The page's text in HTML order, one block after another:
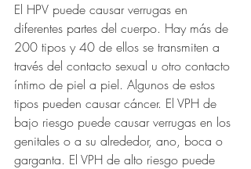
El HPV puede causar verrugas en
diferentes partes del cuerpo. Hay más de
200 tipos y 40 de ellos se transmiten a
través del contacto sexual u otro contacto
íntimo de piel a piel. Algunos de estos
tipos pueden causar cáncer. El VPH de
bajo riesgo puede causar verrugas en los
genitales o a su alrededor, ano, boca o
garganta. El VPH de alto riesgo puede